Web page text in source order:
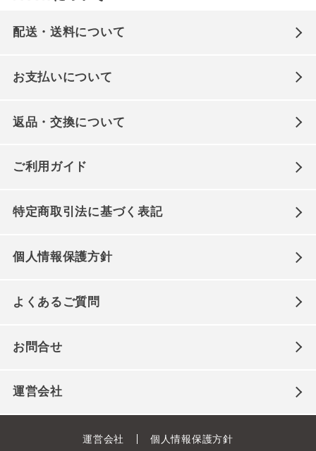
配送・送料について
お支払いについて
返品・交換について
ご利用ガイド
特定商取引法に基づく表記
個人情報保護方針
よくあるご質問
お問合せ
運営会社
運営会社 個人情報保護方針